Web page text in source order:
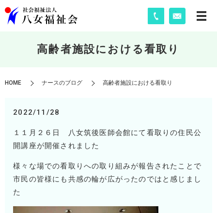
高齢者施設における看取り
HOME ナースのブログ 高齢者施設における看取り
2022/11/28
１１月２６日 八女筑後医師会館にて看取りの住民公
開講座が開催されました
様々な場での看取りへの取り組みが報告されたことで
市民の皆様にも共感の輪が広がったのではと感じまし
た